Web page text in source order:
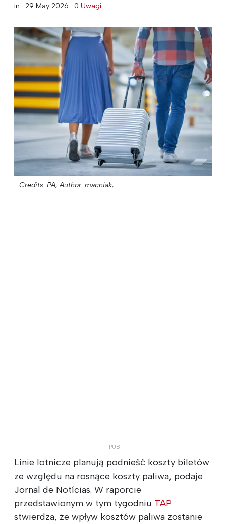
in · 29 May 2026 · 0 Uwagi
Credits: PA; Author: macniak;
Linie lotnicze planują podnieść koszty biletów
ze względu na rosnące koszty paliwa, podaje
Jornal de Notícias. W raporcie
przedstawionym w tym tygodniu TAP
stwierdza, że wpływ kosztów paliwa zostanie